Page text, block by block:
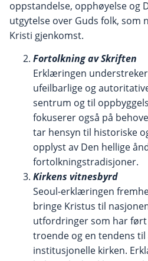
oppstandelse, opphøyelse og
utgytelse over Guds folk, som
Kristi gjenkomst.
Fortolkning av Skriften
Erklæringen
ufeilbarlige og
sentrum og til
fokuserer også på
tar hensyn til historiske
opplyst av Den hellige
fortolkningstradisjoner.
Kirkens vitnesbyrd
Seoul-erklæringen
bringe Kristus til
utfordringer som har
troende og en tendens til
institusjonelle kirken.